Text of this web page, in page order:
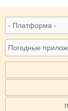
·
·